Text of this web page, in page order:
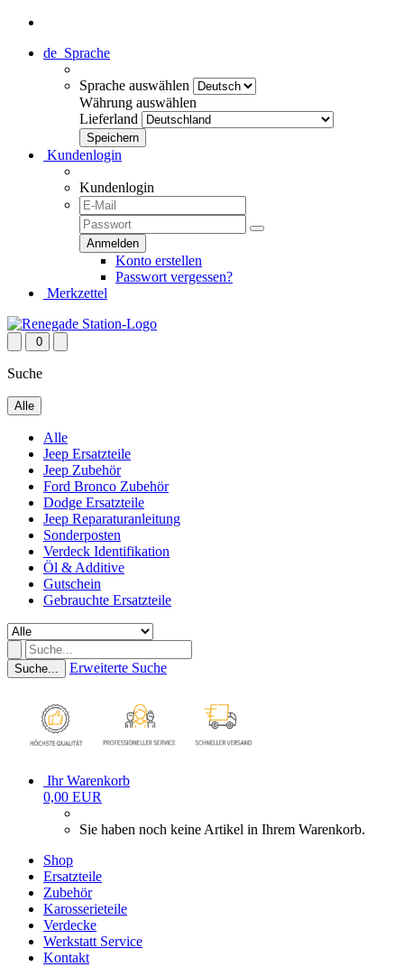
de Sprache
Sprache auswählen
Währung auswählen
Lieferland
Kundenlogin
Kundenlogin
Konto erstellen
Passwort vergessen?
Merkzettel
0
Suche
Alle
Alle
Jeep Ersatzteile
Jeep Zubehör
Ford Bronco Zubehör
Dodge Ersatzteile
Jeep Reparaturanleitung
Sonderposten
Verdeck Identifikation
Öl & Additive
Gutschein
Gebrauchte Ersatzteile
Suche... Erweiterte Suche
Ihr Warenkorb
0,00 EUR
Sie haben noch keine Artikel in Ihrem Warenkorb.
Shop
Ersatzteile
Zubehör
Karosserieteile
Verdecke
Werkstatt Service
Kontakt